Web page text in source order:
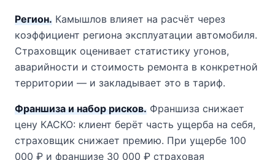
Регион. Камышлов влияет на расчёт через
коэффициент региона эксплуатации автомобиля.
Страховщик оценивает статистику угонов,
аварийности и стоимость ремонта в конкретной
территории — и закладывает это в тариф.
Франшиза и набор рисков. Франшиза снижает
цену КАСКО: клиент берёт часть ущерба на себя,
страховщик снижает премию. При ущербе 100
000 ₽ и франшизе 30 000 ₽ страховая